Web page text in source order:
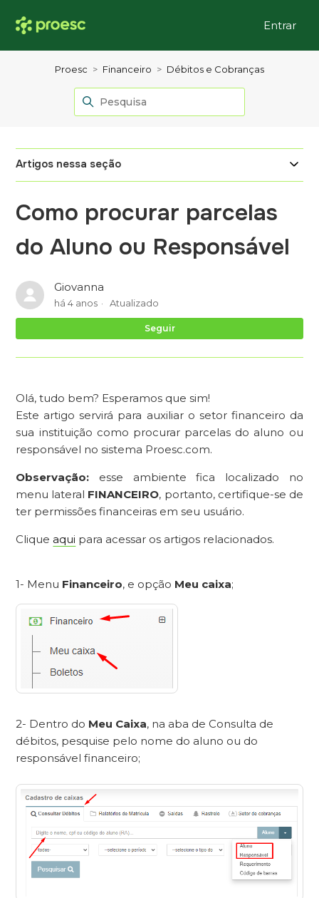
Entrar
Proesc Financeiro Débitos e Cobranças
Artigos nessa seção
Como procurar parcelas
do Aluno ou Responsável
Giovanna
há 4 anos Atualizado
Seguir
Olá, tudo bem? Esperamos que sim!
Este artigo servirá para auxiliar o setor financeiro da
sua instituição como procurar parcelas do aluno ou
responsável no sistema Proesc.com.
Observação: esse ambiente fica localizado no
menu lateral FINANCEIRO, portanto, certifique-se de
ter permissões financeiras em seu usuário.
Clique aqui para acessar os artigos relacionados.
1- Menu Financeiro, e opção Meu caixa;
2- Dentro do Meu Caixa, na aba de Consulta de
débitos, pesquise pelo nome do aluno ou do
responsável financeiro;